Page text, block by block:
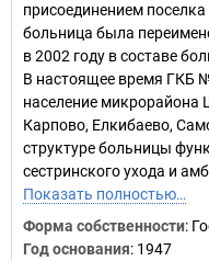
присоединением
больница была
в 2002 году в составе
В настоящее время ГКБ
население микрорайона
Карпово, Елкибаево,
структуре больницы
сестринского ухода и
Показать полностью…
Форма собственности:
Год основания: 1947